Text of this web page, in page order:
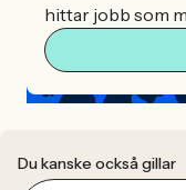
hittar jobb som
Du kanske också gillar